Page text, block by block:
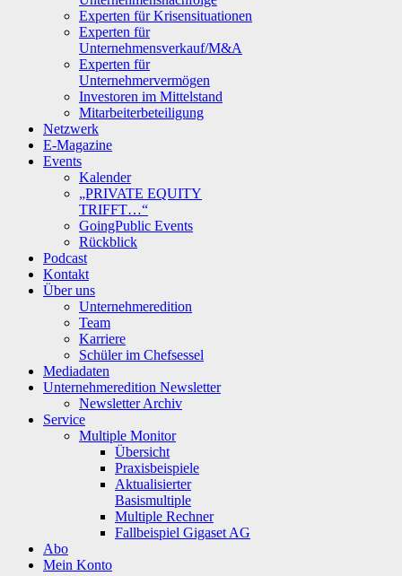
Experten für Krisensituationen
Experten für
Unternehmensverkauf/M&A
Experten für
Unternehmervermögen
Investoren im Mittelstand
Mitarbeiterbeteiligung
Netzwerk
E-Magazine
Events
Kalender
„PRIVATE EQUITY
TRIFFT…“
GoingPublic Events
Rückblick
Podcast
Kontakt
Über uns
Unternehmeredition
Team
Karriere
Schüler im Chefsessel
Mediadaten
Unternehmeredition Newsletter
Newsletter Archiv
Service
Multiple Monitor
Übersicht
Praxisbeispiele
Aktualisierter
Basismultiple
Multiple Rechner
Fallbeispiel Gigaset AG
Abo
Mein Konto